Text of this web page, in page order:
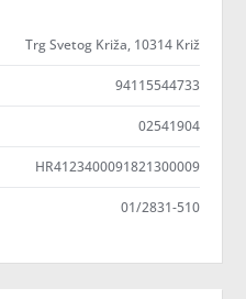
Trg Svetog Križa, 10314 Križ
94115544733
02541904
HR4123400091821300009
01/2831-510